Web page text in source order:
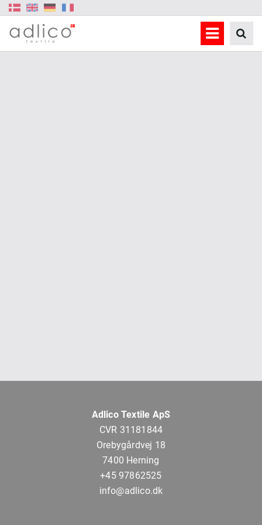
Adlico Textile ApS
CVR 31181844
Orebygårdvej 18
7400 Herning
+45 97862525
info@adlico.dk